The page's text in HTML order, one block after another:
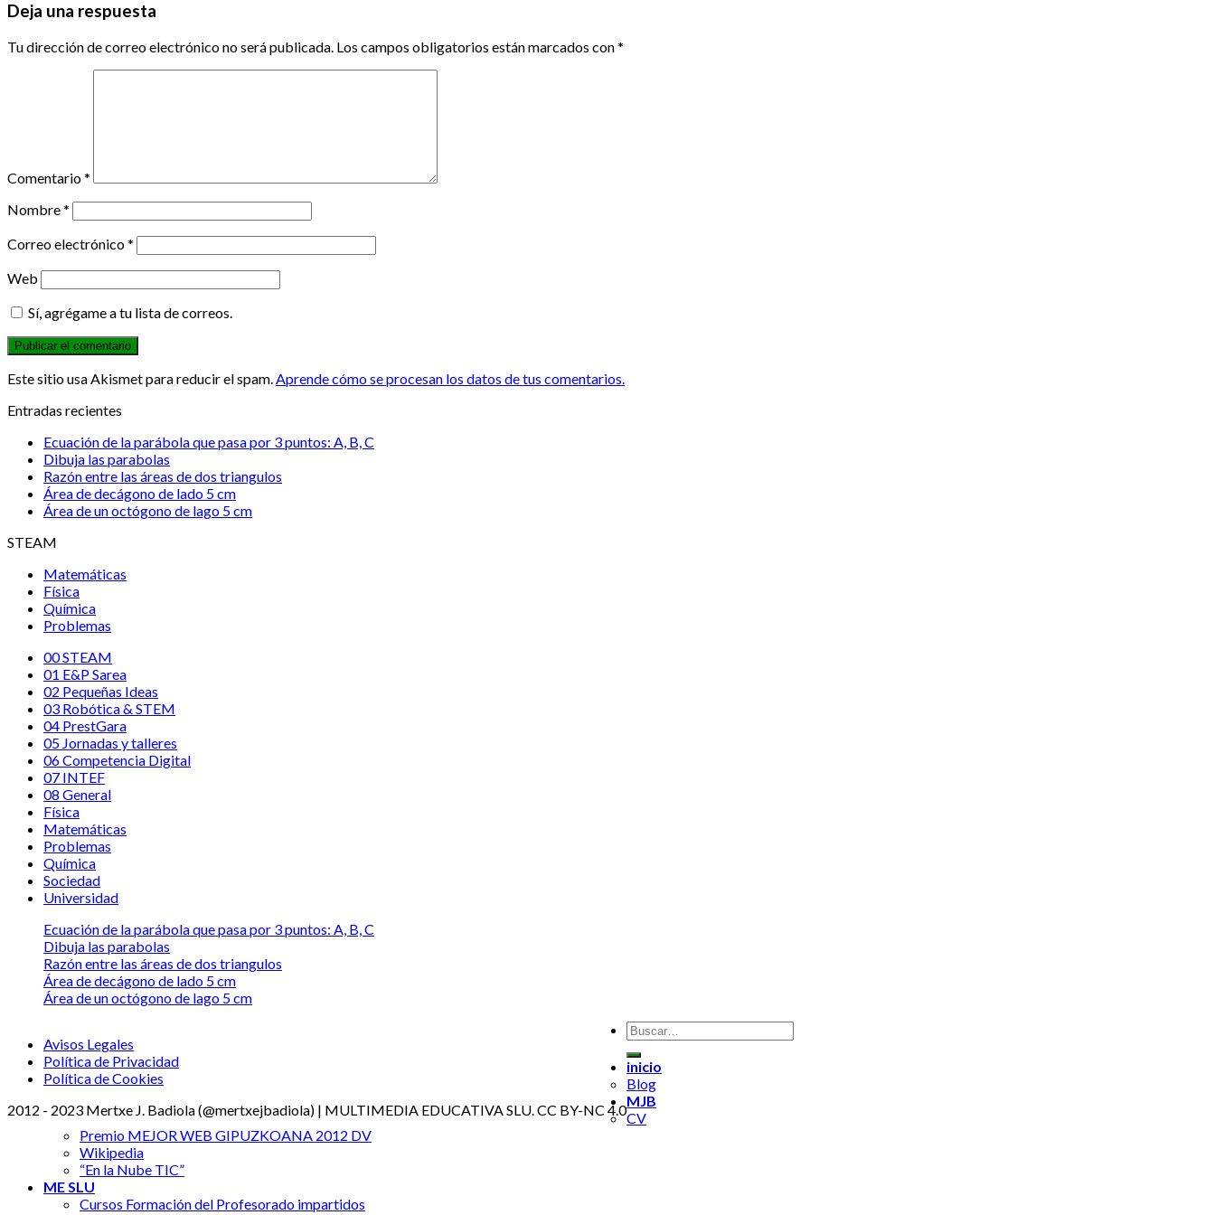
Deja una respuesta
Tu dirección de correo electrónico no será publicada. Los campos obligatorios están marcados con*
Comentario*
Nombre*
Correo electrónico*
Web
Sí, agrégame a tu lista de correos.
Este sitio usa Akismet para reducir el spam. Aprende cómo se procesan los datos de tus comentarios.
Entradas recientes
Ecuación de la parábola que pasa por 3 puntos: A, B, C
Dibuja las parabolas
Razón entre las áreas de dos triangulos
Área de decágono de lado 5 cm
Área de un octógono de lago 5 cm
STEAM
Matemáticas
Física
Química
Problemas
00 STEAM
01 E&P Sarea
02 Pequeñas Ideas
03 Robótica & STEM
04 PrestGara
05 Jornadas y talleres
06 Competencia Digital
07 INTEF
08 General
Física
Matemáticas
Problemas
Química
Sociedad
Universidad
Ecuación de la parábola que pasa por 3 puntos: A, B, C
Dibuja las parabolas
Razón entre las áreas de dos triangulos
Área de decágono de lado 5 cm
Área de un octógono de lago 5 cm
Avisos Legales
Política de Privacidad
Política de Cookies
2012 - 2023 Mertxe J. Badiola (@mertxejbadiola) | MULTIMEDIA EDUCATIVA SLU. CC BY-NC 4.0
inicio
Blog
MJB
CV
Premio MEJOR WEB GIPUZKOANA 2012 DV
Wikipedia
“En la Nube TIC”
ME SLU
Cursos Formación del Profesorado impartidos